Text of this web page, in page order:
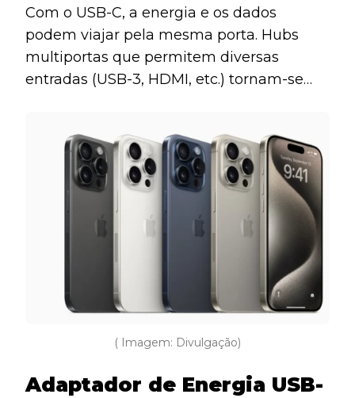
Com o USB-C, a energia e os dados
podem viajar pela mesma porta. Hubs
multiportas que permitem diversas
entradas (USB-3, HDMI, etc.) tornam-se
simultaneamente.
( Imagem: Divulgação)
Adaptador de Energia USB-